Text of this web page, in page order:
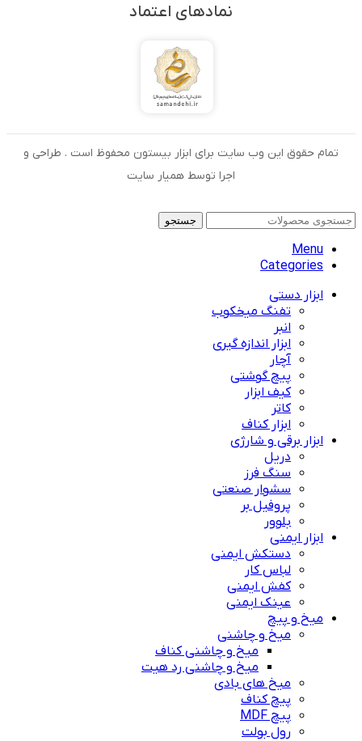
نمادهای اعتماد
تمام حقوق این وب سایت برای ابزار بیستون محفوظ است . طراحی و
اجرا توسط همیار سایت
جستجو
Menu
Categories
ابزار دستی
تفنگ میخکوب
انبر
ابزار اندازه گیری
آچار
پیچ گوشتی
کیف ابزار
کاتر
ابزار کناف
ابزار برقی و شارژی
دریل
سنگ فرز
سشوار صنعتی
پروفیل بر
بلوور
ابزار ایمنی
دستکش ایمنی
لباس کار
کفش ایمنی
عینک ایمنی
میخ و پیچ
میخ و چاشنی
میخ و چاشنی کناف
میخ و چاشنی رد هیت
میخ های بادی
پیچ کناف
پیچ MDF
رول بولت